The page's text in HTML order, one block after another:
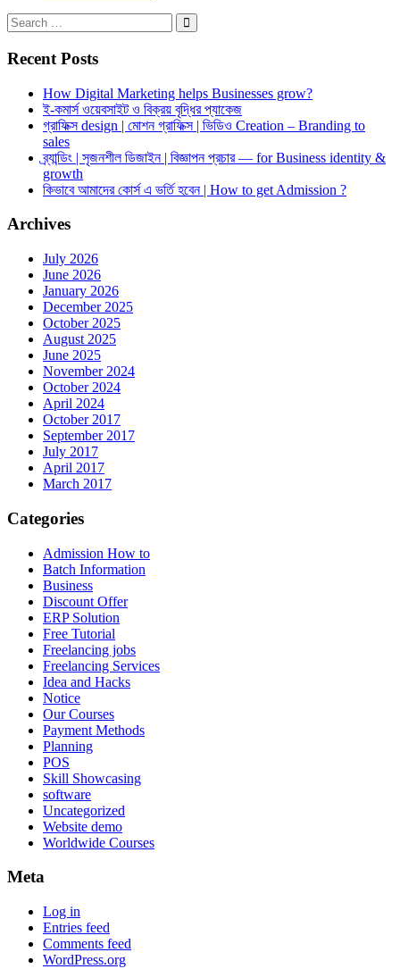
Search
for:
Search
Recent Posts
How Digital Marketing helps Businesses grow?
ই-কমার্স ওয়েবসাইট ও বিক্রয় বৃদ্ধির প্যাকেজ
গ্রাফিক্স design | মোশন গ্রাফিক্স | ভিডিও Creation – Branding to
sales
ব্র্যান্ডিং | সৃজনশীল ডিজাইন | বিজ্ঞাপন প্রচার — for Business identity &
growth
কিভাবে আমাদের কোর্স এ ভর্তি হবেন | How to get Admission ?
Archives
July 2026
June 2026
January 2026
December 2025
October 2025
August 2025
June 2025
November 2024
October 2024
April 2024
October 2017
September 2017
July 2017
April 2017
March 2017
Categories
Admission How to
Batch Information
Business
Discount Offer
ERP Solution
Free Tutorial
Freelancing jobs
Freelancing Services
Idea and Hacks
Notice
Our Courses
Payment Methods
Planning
POS
Skill Showcasing
software
Uncategorized
Website demo
Worldwide Courses
Meta
Log in
Entries feed
Comments feed
WordPress.org